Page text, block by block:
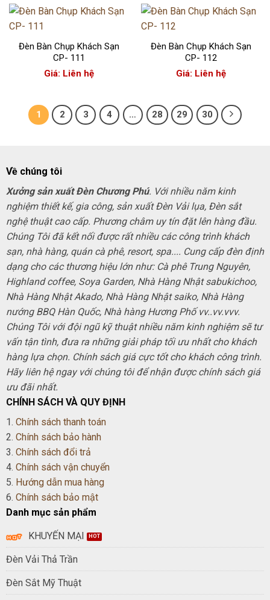
Đèn Bàn Chụp Khách Sạn
CP- 111
Giá: Liên hệ
Đèn Bàn Chụp Khách Sạn
CP- 112
Giá: Liên hệ
1 2 3 4 … 28 29 30
Về chúng tôi
Xưởng sản xuất Đèn Chương Phú. Với nhiều năm kinh
nghiệm thiết kế, gia công, sản xuất Đèn Vải lụa, Đèn sắt
nghệ thuật cao cấp. Phương châm uy tín đặt lên hàng đầu.
Chúng Tôi đã kết nối được rất nhiều các công trình khách
sạn, nhà hàng, quán cà phê, resort, spa.... Cung cấp đèn định
dạng cho các thương hiệu lớn như: Cà phê Trung Nguyên,
Highland coffee, Soya Garden, Nhà Hàng Nhật sabukichoo,
Nhà Hàng Nhật Akado, Nhà Hàng Nhật saiko, Nhà Hàng
nướng BBQ Hàn Quốc, Nhà hàng Hương Phố vv..vv.vvv.
Chúng Tôi với đội ngũ kỹ thuật nhiều năm kinh nghiệm sẽ tư
vấn tận tình, đưa ra những giải pháp tối ưu nhất cho khách
hàng lựa chọn. Chính sách giá cực tốt cho khách công trình.
Hãy liên hệ ngay với chúng tôi để nhận được chính sách giá
ưu đãi nhất.
CHÍNH SÁCH VÀ QUY ĐỊNH
1. Chính sách thanh toán
2. Chính sách bảo hành
3. Chính sách đổi trả
4. Chính sách vận chuyển
5. Hướng dẫn mua hàng
6. Chính sách bảo mật
Danh mục sản phẩm
KHUYẾN MẠI
Đèn Vải Thả Trần
Đèn Sắt Mỹ Thuật